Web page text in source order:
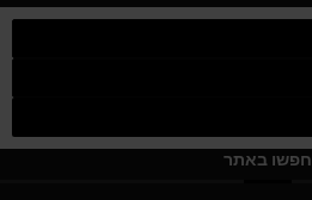
חפשו באתר